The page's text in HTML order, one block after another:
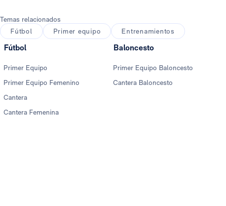
Temas relacionados
Fútbol
Primer equipo Entrenamientos
Fútbol
Primer Equipo
Primer Equipo Femenino
Cantera
Cantera Femenina
Baloncesto
Primer Equipo Baloncesto
Cantera Baloncesto